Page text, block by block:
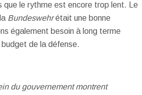
que le rythme est encore trop lent. Le
Bundeswehrétait une bonne
également besoin à long terme
budget de la défense.
du gouvernement montrent